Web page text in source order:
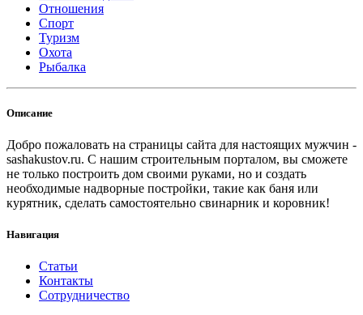
Отношения
Спорт
Туризм
Охота
Рыбалка
Описание
Добро пожаловать на страницы сайта для настоящих мужчин -
sashakustov.ru. С нашим строительным порталом, вы сможете
не только построить дом своими руками, но и создать
необходимые надворные постройки, такие как баня или
курятник, сделать самостоятельно свинарник и коровник!
Навигация
Статьи
Контакты
Сотрудничество